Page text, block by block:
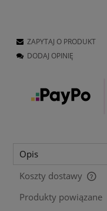
ZAPYTAJ O PRODUKT
DODAJ OPINIĘ
Opis
Koszty dostawy
Cena nie zawiera
Produkty powiązane